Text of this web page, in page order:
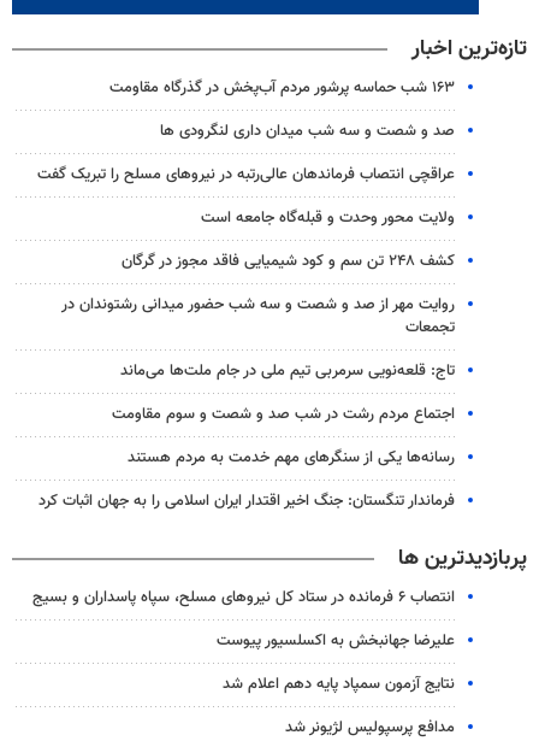
تازه‌ترین اخبار
۱۶۳ شب حماسه پرشور مردم آب‌پخش در گذرگاه مقاومت
صد و شصت و سه شب میدان داری لنگرودی ها
عراقچی انتصاب‌ فرماندهان عالی‌رتبه در نیروهای مسلح را تبریک گفت
ولایت محور وحدت و قبله‌گاه جامعه است
کشف ۲۴۸ تن سم و کود شیمیایی فاقد مجوز در گرگان
روایت مهر از صد و شصت و سه شب حضور میدانی رشتوندان در
تجمعات
تاج: قلعه‌نویی سرمربی تیم ملی در جام ملت‌ها می‌ماند
اجتماع مردم رشت در شب صد و شصت و سوم مقاومت
رسانه‌ها یکی از سنگرهای مهم خدمت به مردم هستند
فرماندار تنگستان: جنگ اخیر اقتدار ایران اسلامی را به جهان اثبات کرد
پربازدیدترین ها
انتصاب ۶ فرمانده در ستاد کل نیروهای مسلح، سپاه پاسداران و بسیج
علیرضا جهانبخش به اکسلسیور پیوست
نتایج آزمون سمپاد پایه دهم اعلام شد
مدافع پرسپولیس لژیونر شد